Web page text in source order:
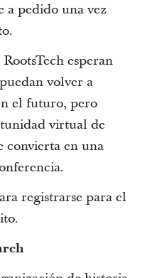
a pedido una vez
esperan
volver a
el futuro, pero
virtual de
convierta en una
registrarse para el